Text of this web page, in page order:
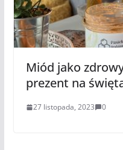
Miód jako
prezent na
27 listopada, 2023 0